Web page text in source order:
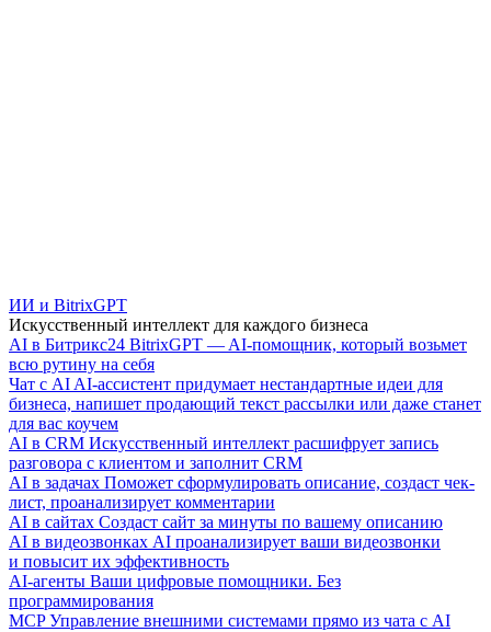
ИИ и BitrixGPT
Искусственный интеллект для каждого бизнеса
AI в Битрикс24 BitrixGPT — AI-помощник, который возьмет
всю рутину на себя
Чат с AI AI-ассистент придумает нестандартные идеи для
бизнеса, напишет продающий текст рассылки или даже станет
для вас коучем
AI в CRM Искусственный интеллект расшифрует запись
разговора с клиентом и заполнит CRM
AI в задачах Поможет сформулировать описание, создаст чек-
лист, проанализирует комментарии
AI в сайтах Создаст сайт за минуты по вашему описанию
AI в видеозвонках AI проанализирует ваши видеозвонки
и повысит их эффективность
AI-агенты Ваши цифровые помощники. Без
программирования
MCP Управление внешними системами прямо из чата с AI